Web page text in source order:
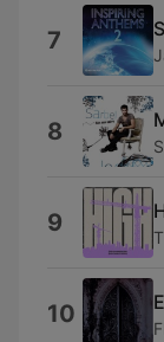
7
8
9
10